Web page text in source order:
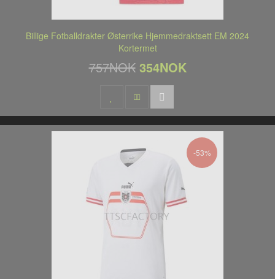
Billige Fotballdrakter Østerrike Hjemmedraktsett EM 2024
Kortermet
757NOK 354NOK
-53%